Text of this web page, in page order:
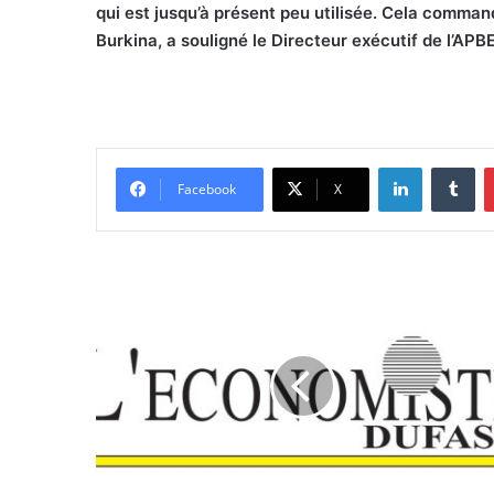
qui est jusqu’à présent peu utilisée. Cela
Burkina, a souligné le Directeur exécutif de
Facebook X
M
r